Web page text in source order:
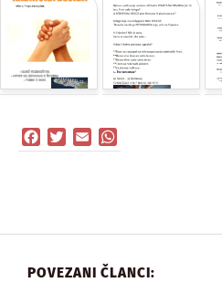
Facebook
TwitterEmail
POVEZANI ČLANCI: